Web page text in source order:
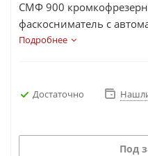
СМФ 900
фаскосниматель с
предназначен для
Подробнее
Достаточно
Под